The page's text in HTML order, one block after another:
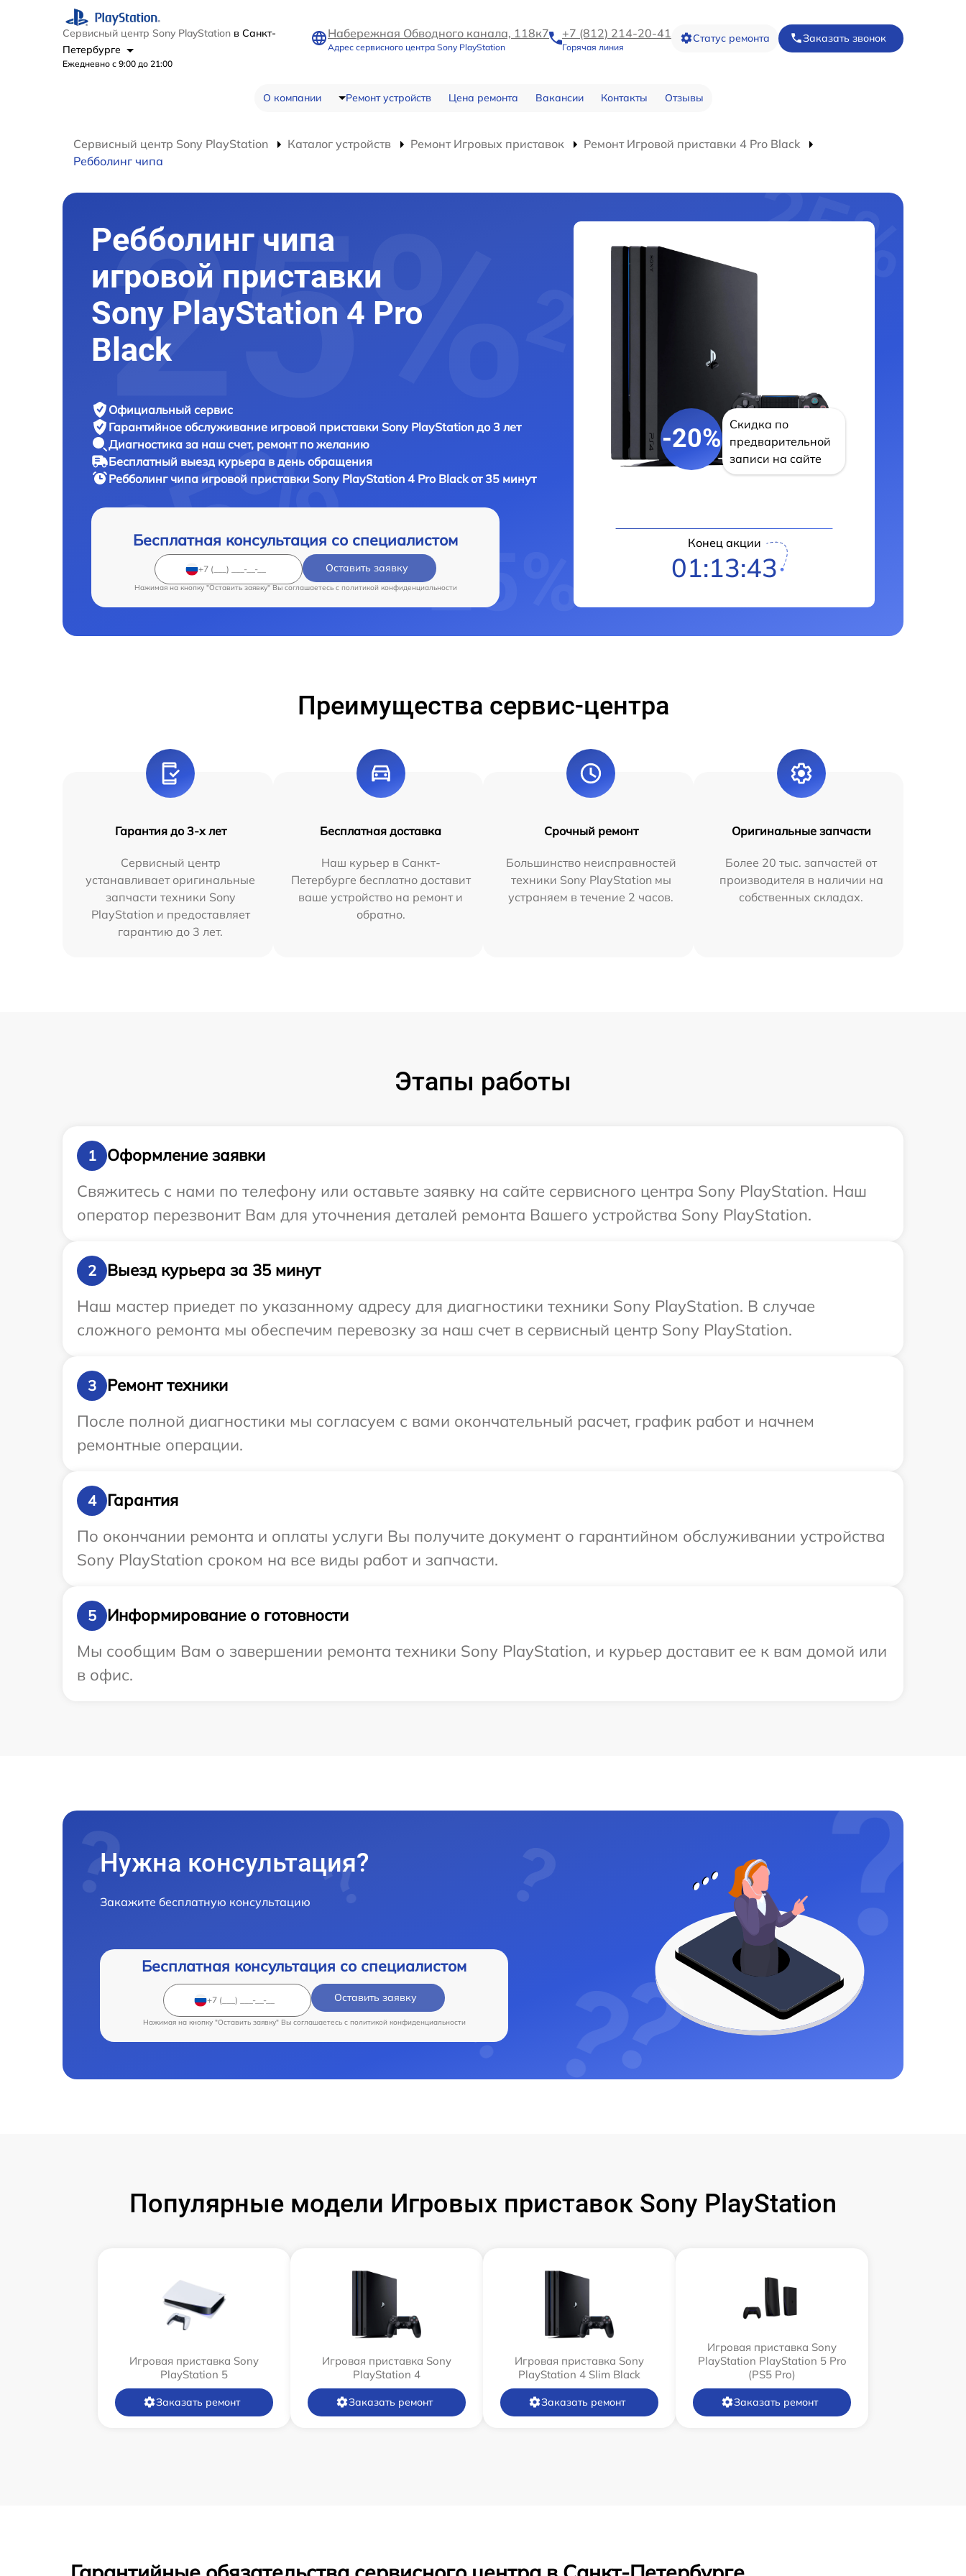
Сервисный центр Sony PlayStation в Санкт-
Петербурге
Ежедневно с 9:00 до 21:00
Набережная Обводного канала, 118к7
Адрес сервисного центра Sony PlayStation
+7 (812) 214-20-41
Горячая линия
Статус ремонта Заказать звонок
О компании Ремонт устройств Цена ремонта Вакансии Контакты Отзывы
Сервисный центр Sony PlayStation Каталог устройств Ремонт Игровых приставок
Ремонт Игровой приставки 4 Pro Black
Ребболинг чипа
Ребболинг чипа
игровой приставки
Sony PlayStation 4 Pro
Black
Официальный сервис
Гарантийное обслуживание игровой приставки Sony PlayStation до 3 лет
Диагностика за наш счет, ремонт по желанию
Бесплатный выезд курьера в день обращения
Ребболинг чипа игровой приставки Sony PlayStation 4 Pro Black от 35 минут
Бесплатная консультация со специалистом
Оставить заявку
Нажимая на кнопку "Оставить заявку" Вы соглашаетесь c политикой конфиденциальности
-20%
Скидка по
предварительной
записи на сайте
Конец акции
01:13:43
Преимущества сервис-центра
Гарантия до 3-х лет
Сервисный центр
устанавливает оригинальные
запчасти техники Sony
PlayStation и предоставляет
гарантию до 3 лет.
Бесплатная доставка
Наш курьер в Санкт-
Петербурге бесплатно доставит
ваше устройство на ремонт и
обратно.
Срочный ремонт
Большинство неисправностей
техники Sony PlayStation мы
устраняем в течение 2 часов.
Оригинальные запчасти
Более 20 тыс. запчастей от
производителя в наличии на
собственных складах.
Этапы работы
1
Оформление заявки
Свяжитесь с нами по телефону или оставьте заявку на сайте сервисного центра Sony PlayStation. Наш
оператор перезвонит Вам для уточнения деталей ремонта Вашего устройства Sony PlayStation.
2
Выезд курьера за 35 минут
Наш мастер приедет по указанному адресу для диагностики техники Sony PlayStation. В случае
сложного ремонта мы обеспечим перевозку за наш счет в сервисный центр Sony PlayStation.
3
Ремонт техники
После полной диагностики мы согласуем с вами окончательный расчет, график работ и начнем
ремонтные операции.
4
Гарантия
По окончании ремонта и оплаты услуги Вы получите документ о гарантийном обслуживании устройства
Sony PlayStation сроком на все виды работ и запчасти.
5
Информирование о готовности
Мы сообщим Вам о завершении ремонта техники Sony PlayStation, и курьер доставит ее к вам домой или
в офис.
Нужна консультация?
Закажите бесплатную консультацию
Бесплатная консультация со специалистом
Оставить заявку
Нажимая на кнопку "Оставить заявку" Вы соглашаетесь c политикой конфиденциальности
Популярные модели Игровых приставок Sony PlayStation
Игровая приставка Sony
PlayStation 5
Заказать ремонт
Игровая приставка Sony
PlayStation 4
Заказать ремонт
Игровая приставка Sony
PlayStation 4 Slim Black
Заказать ремонт
Игровая приставка Sony
PlayStation PlayStation 5 Pro
(PS5 Pro)
Заказать ремонт